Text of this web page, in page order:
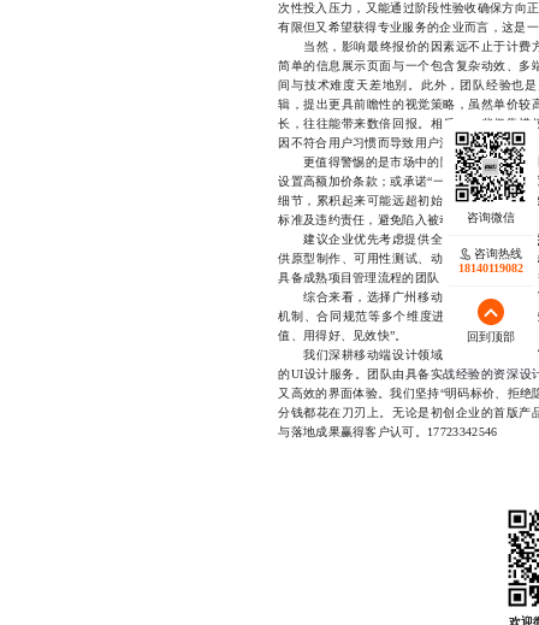
次性投入压力，又能通过阶段性验收确保方向
有限但又希望获得专业服务的企业而言，这是
当然，影响最终报价的因素远不止于计费
简单的信息展示页面与一个包含复杂动效、
间与技术难度天差地别。此外，团队经验也
辑，提出更具前瞻性的视觉策略，虽然单价
长，往往能带来数倍回报。相反，一些仅靠
因不符合用户习惯而导致用户流失。
更值得警惕的是市场中的隐性成本陷阱。例
设置高额加价条款；或承诺“一周交付”，却因
细节，累积起来可能远超初始预算。因此，
标准及违约责任，避免陷入被动局面。
建议企业优先考虑提供全流程服务的
综合
供原型制作、可用性测试、动效设计甚至与
具备成熟项目管理流程的团队，通常会主动推
综合来看，选择广州移动端UI设计公司，
机制、合同规范等多个维度进行评估。只有
值、用得好、见效快”。
我们深耕移动端设计领域多年，专注于为
的UI设计服务。团队由具备实战经验的资深
又高效的界面体验。我们坚持“明码标价、拒
分钱都花在刀刃上。无论是初创企业的首版
与落地成果赢得客户认可。17723342546
欢迎
咨询热线
18140119082
回到顶部